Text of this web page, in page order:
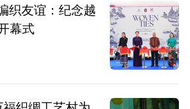
织友谊：纪念越
幕式